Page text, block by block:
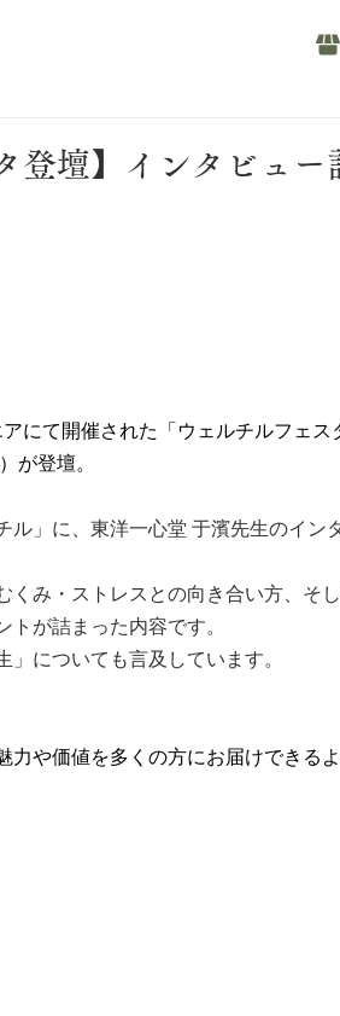
登壇】インタビュ
にて開催された「ウェルチルフェス
が登壇。
ル」に、東洋一心堂 于濱先生のイン
くみ・ストレスとの向き合い方、そ
トが詰まった内容です。
についても言及しています。
や価値を多くの方にお届けできるよ